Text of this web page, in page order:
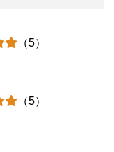
（5）
（5）